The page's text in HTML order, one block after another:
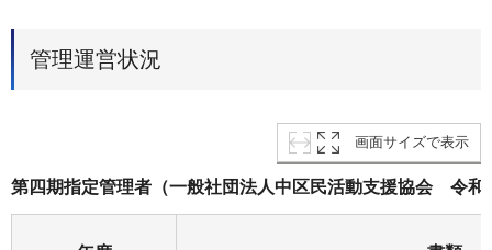
管理運営状況
画面サイズで表示
第四期指定管理者（一般社団法人中区民活動支援協会 令和